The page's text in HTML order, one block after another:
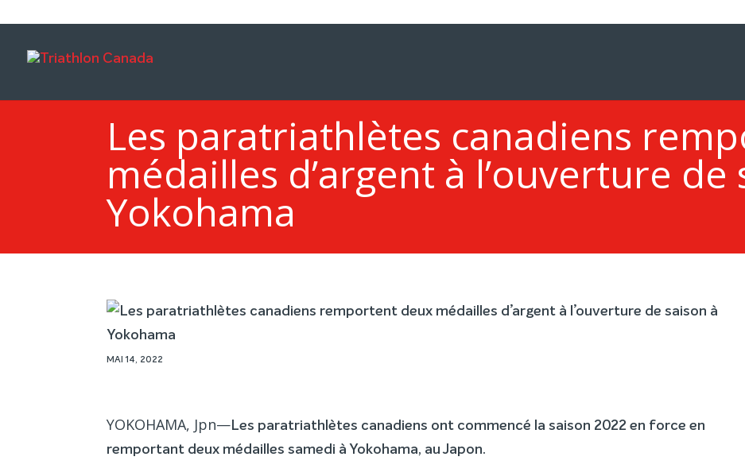
Les paratriathlètes canadiens
médailles d’argent à l’ouverture de
Yokohama
MAI 14, 2022
YOKOHAMA, Jpn— Les paratriathlètes canadiens ont commencé la saison 2022 en force en
remportant deux médailles samedi à Yokohama, au Japon.